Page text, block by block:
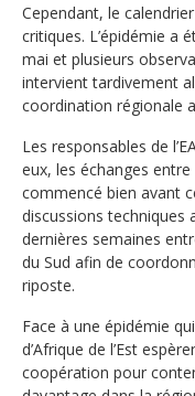
Cependant, le
critiques. L’épidémie a
mai et plusieurs
intervient tardivement
coordination régionale
Les responsables de
eux, les échanges
commencé bien avant
discussions techniques
dernières semaines
du Sud afin de
riposte.
Face à une épidémie
d’Afrique de l’Est
coopération pour